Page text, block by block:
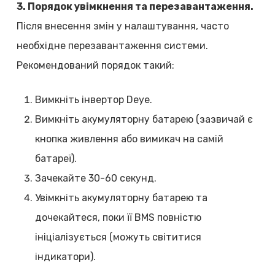
3. Порядок увімкнення та перезавантаження.
Після внесення змін у налаштування, часто
необхідне перезавантаження системи.
Рекомендований порядок такий:
Вимкніть інвертор Deye.
Вимкніть акумуляторну батарею (зазвичай є
кнопка живлення або вимикач на самій
батареї).
Зачекайте 30-60 секунд.
Увімкніть акумуляторну батарею та
дочекайтеся, поки її BMS повністю
ініціалізується (можуть світитися
індикатори).